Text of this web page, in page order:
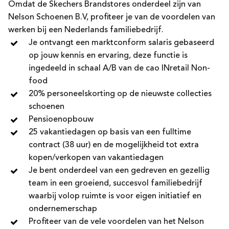
Je hebt een passie voor schoenen en mode
Omdat de Skechers Brandstores onderdeel zijn van
Nelson Schoenen B.V, profiteer je van de voordelen van
werken bij een Nederlands familiebedrijf.
Je ontvangt een marktconform salaris gebaseerd
op jouw kennis en ervaring, deze functie is
ingedeeld in schaal A/B van de cao INretail Non-
food
20% personeelskorting op de nieuwste collecties
schoenen
Pensioenopbouw
25 vakantiedagen op basis van een fulltime
contract (38 uur) en de mogelijkheid tot extra
kopen/verkopen van vakantiedagen
Je bent onderdeel van een gedreven en gezellig
team in een groeiend, succesvol familiebedrijf
waarbij volop ruimte is voor eigen initiatief en
ondernemerschap
Profiteer van de vele voordelen van het Nelson